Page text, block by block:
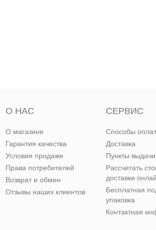
О НАС
О магазине
Гарантия качества
Условия продажи
Права потребителей
Возврат и обмен
Отзывы наших клиентов
СЕРВИС
Способы
Доставка
Пункты выдачи
Рассчитать
доставки
Бесплатная
упаковка
Контактная